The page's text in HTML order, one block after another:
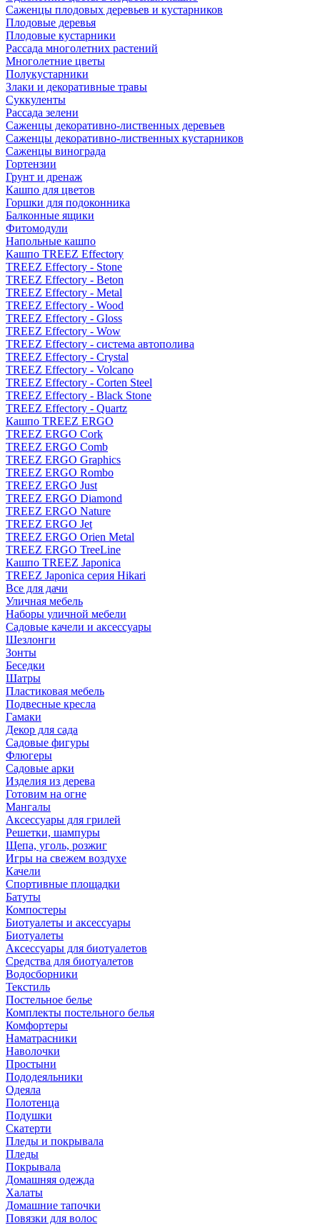
Саженцы плодовых деревьев и кустарников
Плодовые деревья
Плодовые кустарники
Рассада многолетних растений
Многолетние цветы
Полукустарники
Злаки и декоративные травы
Суккуленты
Рассада зелени
Саженцы декоративно-лиственных деревьев
Саженцы декоративно-лиственных кустарников
Саженцы винограда
Гортензии
Грунт и дренаж
Кашпо для цветов
Горшки для подоконника
Балконные ящики
Фитомодули
Напольные кашпо
Кашпо TREEZ Effectory
TREEZ Effectory - Stone
TREEZ Effectory - Beton
TREEZ Effectory - Metal
TREEZ Effectory - Wood
TREEZ Effectory - Gloss
TREEZ Effectory - Wow
TREEZ Effectory - система автополива
TREEZ Effectory - Crystal
TREEZ Effectory - Volcano
TREEZ Effectory - Corten Steel
TREEZ Effectory - Black Stone
TREEZ Effectory - Quartz
Кашпо TREEZ ERGO
TREEZ ERGO Cork
TREEZ ERGO Comb
TREEZ ERGO Graphics
TREEZ ERGO Rombo
TREEZ ERGO Just
TREEZ ERGO Diamond
TREEZ ERGO Nature
TREEZ ERGO Jet
TREEZ ERGO Orien Metal
TREEZ ERGO TreeLine
Кашпо TREEZ Japonica
TREEZ Japonica серия Hikari
Все для дачи
Уличная мебель
Наборы уличной мебели
Садовые качели и аксессуары
Шезлонги
Зонты
Беседки
Шатры
Пластиковая мебель
Подвесные кресла
Гамаки
Декор для сада
Садовые фигуры
Флюгеры
Садовые арки
Изделия из дерева
Готовим на огне
Мангалы
Аксессуары для грилей
Решетки, шампуры
Щепа, уголь, розжиг
Игры на свежем воздухе
Качели
Спортивные площадки
Батуты
Компостеры
Биотуалеты и аксессуары
Биотуалеты
Аксессуары для биотуалетов
Средства для биотуалетов
Водосборники
Текстиль
Постельное белье
Комплекты постельного белья
Комфортеры
Наматрасники
Наволочки
Простыни
Пододеяльники
Одеяла
Полотенца
Подушки
Скатерти
Пледы и покрывала
Пледы
Покрывала
Домашняя одежда
Халаты
Домашние тапочки
Повязки для волос